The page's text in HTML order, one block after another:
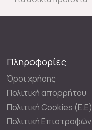
Πληροφορίες
Όροι χρήσης
Πολιτική απορρήτου
Πολιτική Cookies (E.E)
Πολιτική Επιστροφών